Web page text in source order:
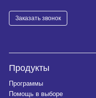
Заказать звонок
Продукты
Программы
Помощь в выборе